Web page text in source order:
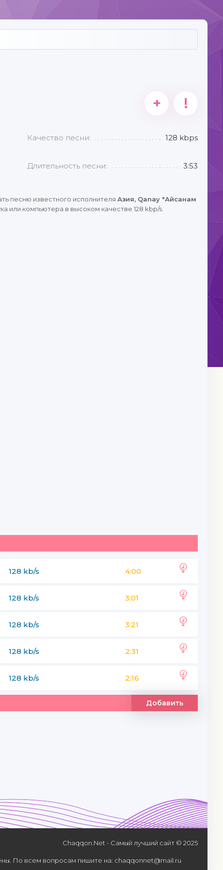
+ !
Качество песни: 128 kbps
Длительность песни: 3:53
песню известного исполнителя Азия, Qanay "Айсанам
или компьютера в высоком качестве 128 kbp/s.
128 kb/s 4:00
128 kb/s 3:01
128 kb/s 3:21
128 kb/s 2:31
128 kb/s 2:16
Добавить
Chaqqon.Net - Самый лучший сайт © 2025
По всем вопросам пишите на: chaqqonnet@mail.ru